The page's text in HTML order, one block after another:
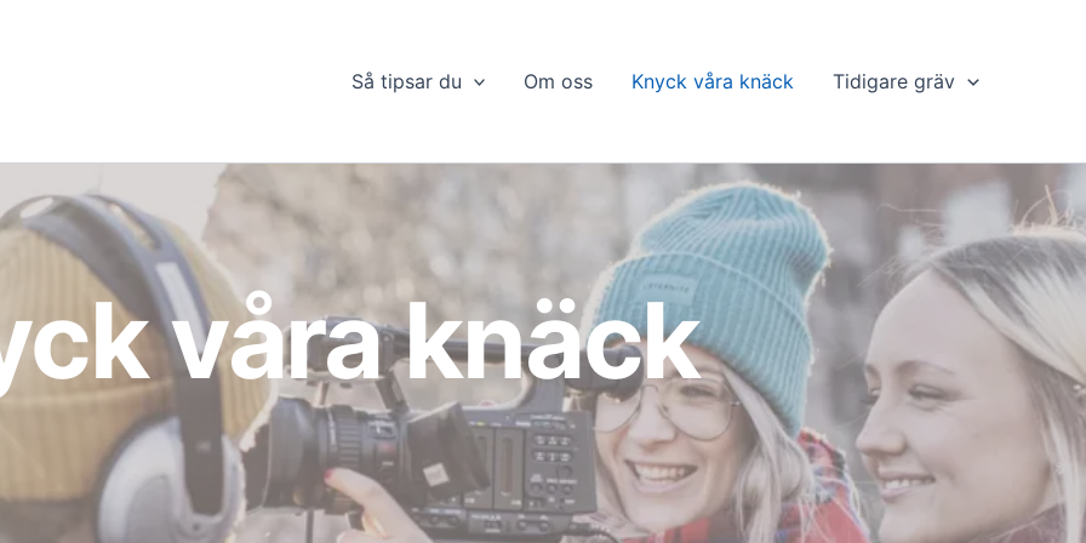
Så tipsar du Om oss Knyck våra knäck Tidigare gräv
våra knäck